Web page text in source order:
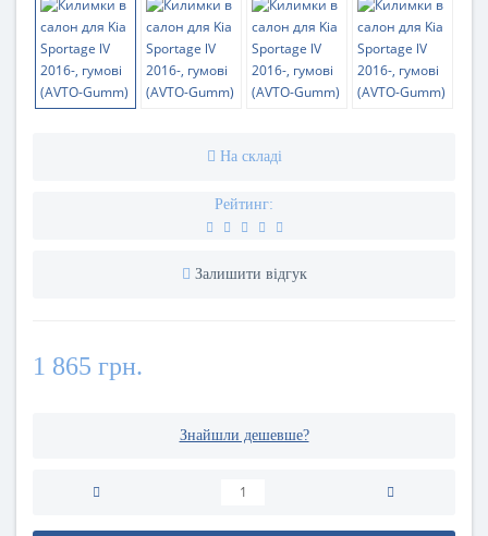
На складі
Рейтинг:
Залишити відгук
1 865 грн.
Знайшли дешевше?